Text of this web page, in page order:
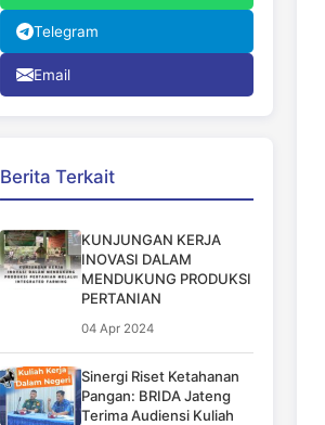
Telegram
Email
Berita Terkait
KUNJUNGAN KERJA
INOVASI DALAM
MENDUKUNG PRODUKSI
PERTANIAN
04 Apr 2024
Sinergi Riset Ketahanan
Pangan: BRIDA Jateng
Terima Audiensi Kuliah